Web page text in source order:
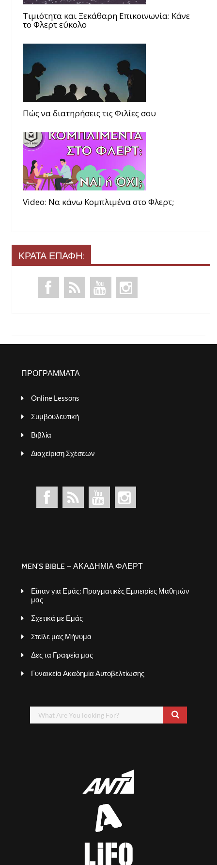
Τιμιότητα και Ξεκάθαρη Επικοινωνία: Κάνε
το Φλερτ εύκολο
Πώς να διατηρήσεις τις Φιλίες σου
Video: Να κάνω Κομπλιμένα στο Φλερτ;
ΚΡΑΤΑ ΕΠΑΦΗ:
ΠΡΟΓΡΑΜΜΑΤΑ
Online Lessons
Συμβουλευτική
Βιβλία
Διαχείριση Σχέσεων
MEN’S BIBLE – ΑΚΑΔΗΜΙΑ ΦΛΕΡΤ
Είπαν για Εμάς: Πραγματικές Εμπειρίες Μαθητών
μας
Σχετικά με Εμάς
Στείλε μας Μήνυμα
Δες τα Γραφεία μας
Γυναικεία Ακαδημία Αυτοβελτίωσης